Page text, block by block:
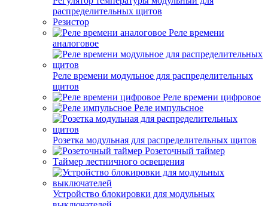
распределительных щитов
Резистор
Реле времени
аналоговое
Реле времени модульное для распределительных
щитов
Реле времени цифровое
Реле импульсное
Розетка модульная для распределительных щитов
Розеточный таймер
Таймер лестничного освещения
Устройство блокировки для модульных